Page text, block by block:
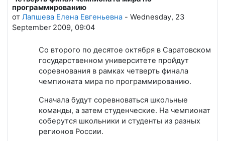
программированию
от Лапшева Елена Евгеньевна - Wednesday, 23
September 2009, 09:04
Со второго по десятое октября в Саратовском
государственном университете пройдут
соревнования в рамках четверть финала
чемпионата мира по программированию.
Сначала будут соревноваться школьные
команды, а затем студенческие. На чемпионат
соберутся школьники и студенты из разных
регионов России.